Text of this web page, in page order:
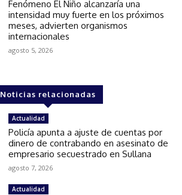
Fenómeno El Niño alcanzaría una
intensidad muy fuerte en los próximos
meses, advierten organismos
internacionales
agosto 5, 2026
Noticias relacionadas
Actualidad
Policía apunta a ajuste de cuentas por
dinero de contrabando en asesinato de
empresario secuestrado en Sullana
agosto 7, 2026
Actualidad